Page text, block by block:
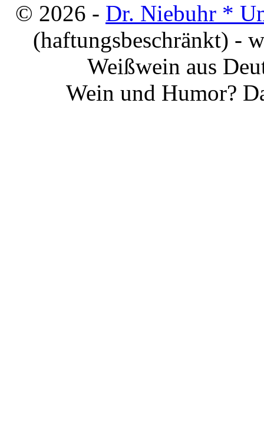
© 2026 - Dr. Niebuhr *
(haftungsbeschränkt) -
Weißwein aus
Wein und Humor?